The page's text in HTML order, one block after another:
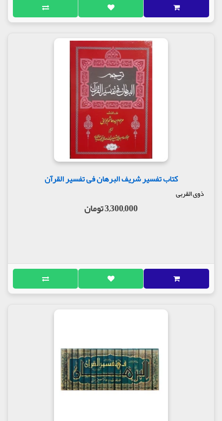
کتاب تفسیر شریف البرهان فی تفسیر القرآن
ذوی القربی
3,300,000 تومان